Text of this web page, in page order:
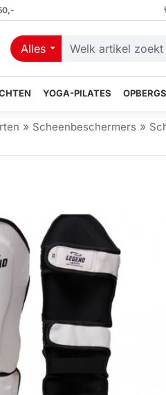
Alles
Welk
zoekt
YOGA-PILATES
Scheenbeschermers